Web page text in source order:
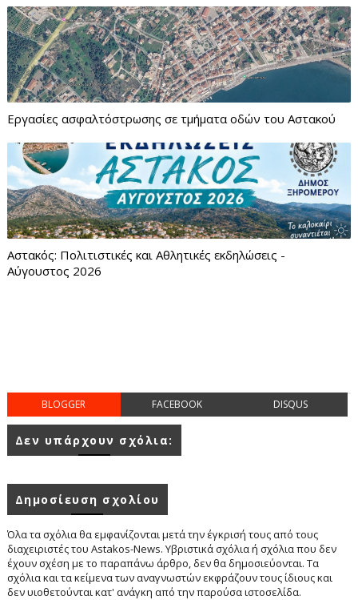
Εργασίες ασφαλτόστρωσης σε τμήματα οδών του Αστακού
Αστακός: Πολιτιστικές και Αθλητικές εκδηλώσεις -
Αύγουστος 2026
BLOGGER FACEBOOK DISQUS
Δεν υπάρχουν σχόλια:
Δημοσίευση σχολίου
Όλα τα σχόλια θα εμφανίζονται μετά την έγκρισή τους από τους
διαχειριστές του Astakos-News. Υβριστικά σχόλια ή σχόλια που δεν
έχουν σχέση με το παραπάνω άρθρο, δεν θα δημοσιεύονται. Τα
σχόλια και τα κείμενα των αναγνωστών εκφράζουν τους ίδιους και
δεν υιοθετούνται κατ' ανάγκη από την παρούσα ιστοσελίδα.